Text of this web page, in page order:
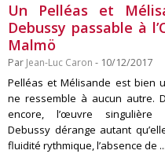
Un Pelléas et
Debussy passable à
Malmö
Par Jean-Luc Caron - 10/12/2017
Pelléas et Mélisande est bien
ne ressemble à aucun autre.
encore, l’œuvre singulière
Debussy dérange autant
fluidité rythmique, l’absence de ...